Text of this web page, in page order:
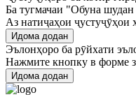
Ба тугмачаи "Обуна шудан
Аз натиҷаҳои ҷустуҷӯҳои
Идома додан
Эълонҳоро ба рӯйхати
Нажмите кнопку в форме
Идома додан